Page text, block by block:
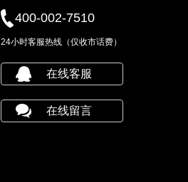
400-002-7510
24小时客服热线（仅收市话费）
在线客服
在线留言